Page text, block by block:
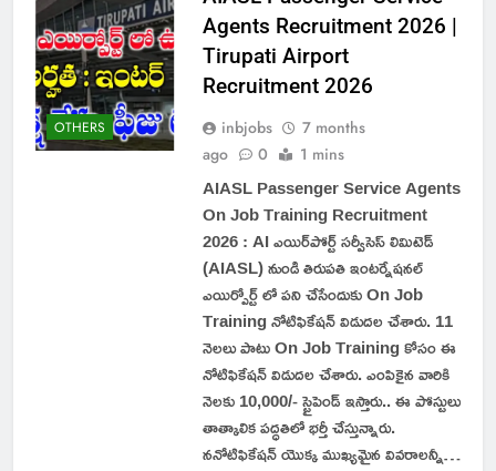
OTHERS
Agents Recruitment 2026 |
Tirupati Airport
Recruitment 2026
inbjobs
7 months
ago
0 1 mins
AIASL Passenger Service Agents
On Job Training Recruitment
2026 : AI ఎయిర్‌పోర్ట్ సర్వీసెస్ లిమిటెడ్
(AIASL) నుండి తిరుపతి ఇంటర్నేషనల్
ఎయిర్పోర్ట్ లో పని చేసేందుకు On Job
Training నోటిఫికేషన్ విడుదల చేశారు. 11
నెలలు పాటు On Job Training కోసం ఈ
నోటిఫికేషన్ విడుదల చేశారు. ఎంపికైన వారికి
నెలకు 10,000/- స్టైపెండ్ ఇస్తారు.. ఈ పోస్టులు
తాత్కాలిక పద్ధతిలో భర్తీ చేస్తున్నారు.
ననోటిఫికేషన్ యొక్క ముఖ్యమైన వివరాలన్నీ…